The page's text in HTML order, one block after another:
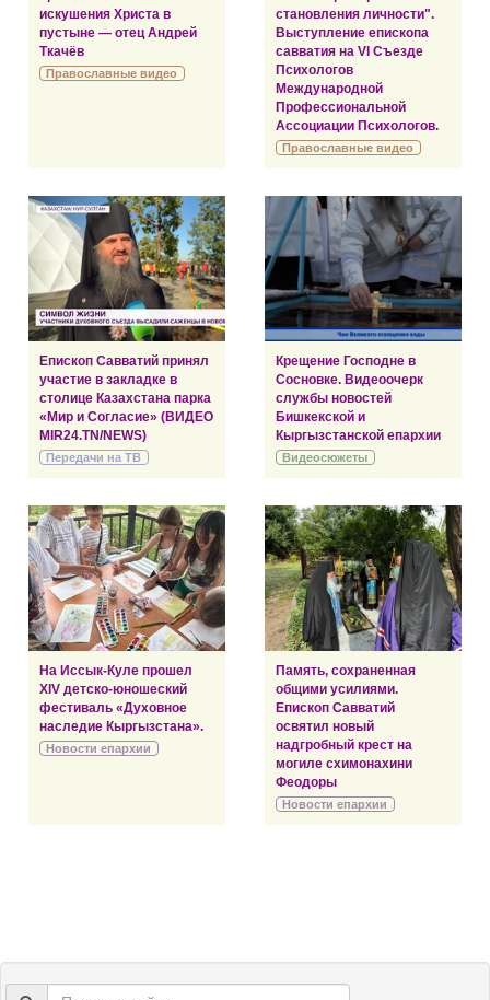
искушения Христа в
пустыне — отец Андрей
Ткачёв
Православные видео
становления личности".
Выступление епископа
савватия на VI Съезде
Психологов
Международной
Профессиональной
Ассоциации Психологов.
Православные видео
Епископ Савватий принял
участие в закладке в
столице Казахстана парка
«Мир и Согласие» (ВИДЕО
MIR24.TN/NEWS)
Передачи на ТВ
Крещение Господне в
Сосновке. Видеоочерк
службы новостей
Бишкекской и
Кыргызстанской епархии
Видеосюжеты
На Иссык-Куле прошел
XIV детско-юношеский
фестиваль «Духовное
наследие Кыргызстана».
Новости епархии
Память, сохраненная
общими усилиями.
Епископ Савватий
освятил новый
надгробный крест на
могиле схимонахини
Феодоры
Новости епархии